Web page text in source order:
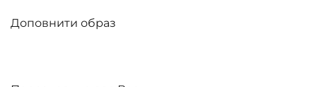
Доповнити образ